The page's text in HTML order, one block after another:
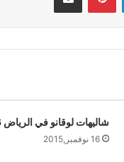
شاليهات لوقانو في الرياض 2016
16 نوفمبر,2015